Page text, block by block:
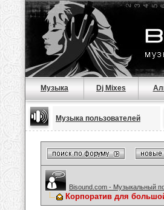
Музыка Dj Mixes
Музыка пользователей
Bisound.com - Музыкальный
Корпоратив для